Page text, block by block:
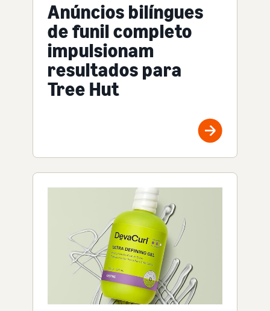
Anúncios bilíngues
de funil completo
impulsionam
resultados para
Tree Hut